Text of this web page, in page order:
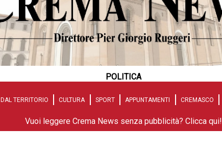
POLITICA
DAL TERRITORIO CULTURA SPORT APPUNTAMENTI CREMASCO
Vuoi leggere Crema News senza pubblicità? Clicca qui!